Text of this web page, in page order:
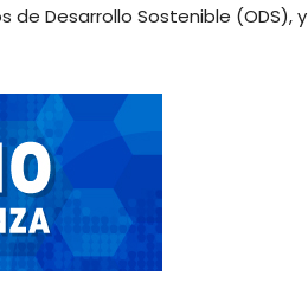
Desarrollo Sostenible (ODS), y